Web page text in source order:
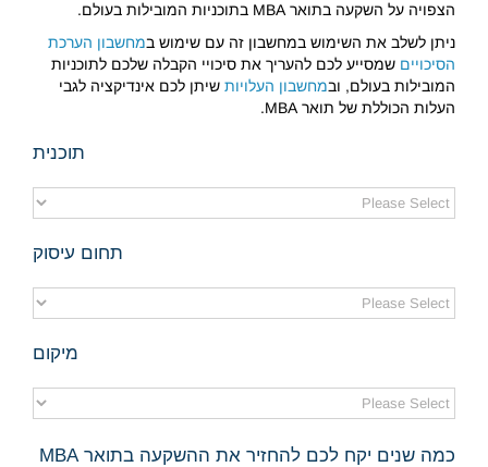
הצפויה על השקעה בתואר MBA בתוכניות המובילות בעולם.
ניתן לשלב את השימוש במחשבון זה עם שימוש במחשבון הערכת
הסיכויים שמסייע לכם להעריך את סיכויי הקבלה שלכם לתוכניות
המובילות בעולם, ובמחשבון העלויותשיתן לכם אינדיקציה לגבי
העלות הכוללת של תואר MBA.
תוכנית
תחום עיסוק
מיקום
כמה שנים יקח לכם להחזיר את ההשקעה בתואר MBA